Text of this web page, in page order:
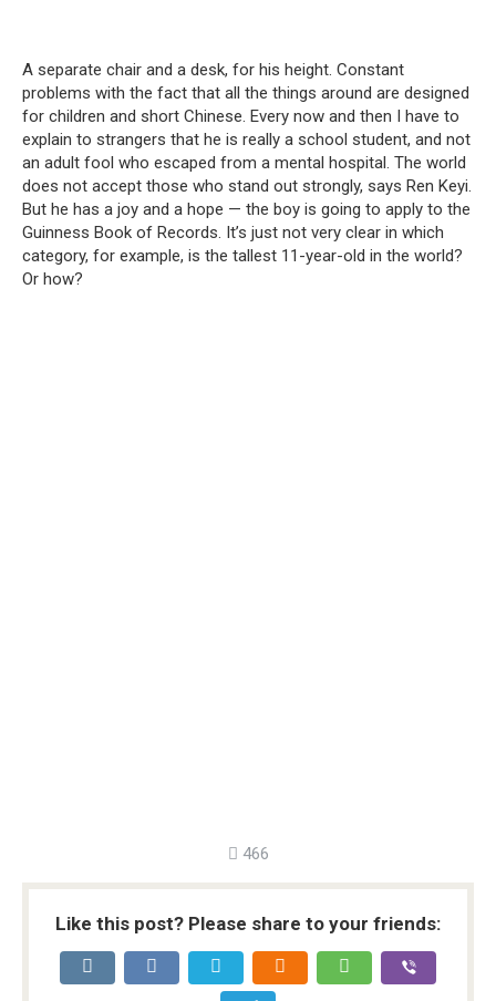
A separate chair and a desk, for his height. Constant
problems with the fact that all the things around are designed
for children and short Chinese. Every now and then I have to
explain to strangers that he is really a school student, and not
an adult fool who escaped from a mental hospital. The world
does not accept those who stand out strongly, says Ren Keyi.
But he has a joy and a hope — the boy is going to apply to the
Guinness Book of Records. It’s just not very clear in which
category, for example, is the tallest 11-year-old in the world?
Or how?
466
Like this post? Please share to your friends: